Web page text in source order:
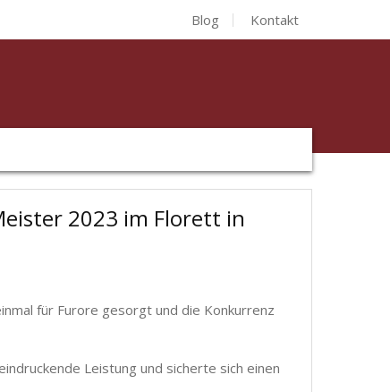
Blog Kontakt
2023 im Florett in
für Furore gesorgt und die Konkurrenz
Leistung und sicherte sich einen